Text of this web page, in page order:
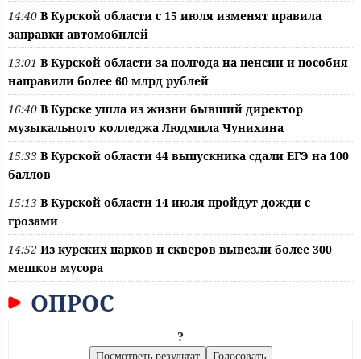
14:40 В Курской области с 15 июля изменят правила
заправки автомобилей
13:01 В Курской области за полгода на пенсии и пособия
направили более 60 млрд рублей
16:40 В Курске ушла из жизни бывший директор
музыкального колледжа Людмила Чунихина
15:33 В Курской области 44 выпускника сдали ЕГЭ на 100
баллов
15:13 В Курской области 14 июля пройдут дожди с
грозами
14:52 Из курских парков и скверов вывезли более 300
мешков мусора
ОПРОС
?